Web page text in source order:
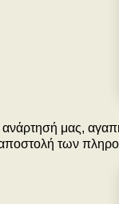
μας,
των